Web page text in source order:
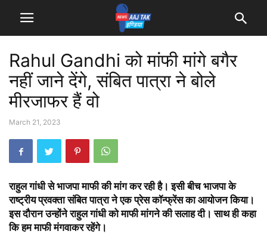
Rahul Gandhi को मांफी मांगे बगैर
नहीं जाने देंगे, संबित पात्रा ने बोले
मीरजाफर हैं वो
March 21, 2023
राहुल गांधी से भाजपा माफी की मांग कर रही है। इसी बीच भाजपा के
राष्ट्रीय प्रवक्ता संबित पात्रा ने एक प्रेस कॉन्फ्रेंस का आयोजन किया।
इस दौरान उन्होंने राहुल गांधी को माफी मांगने की सलाह दी। साथ ही कहा
कि हम माफी मंगवाकर रहेंगे।